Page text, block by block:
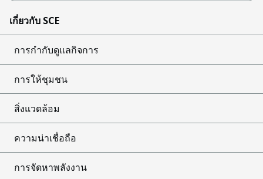
เกี่ยวกับ SCE
การกำกับดูแลกิจการ
การให้ชุมชน
สิ่งแวดล้อม
ความน่าเชื่อถือ
การจัดหาพลังงาน